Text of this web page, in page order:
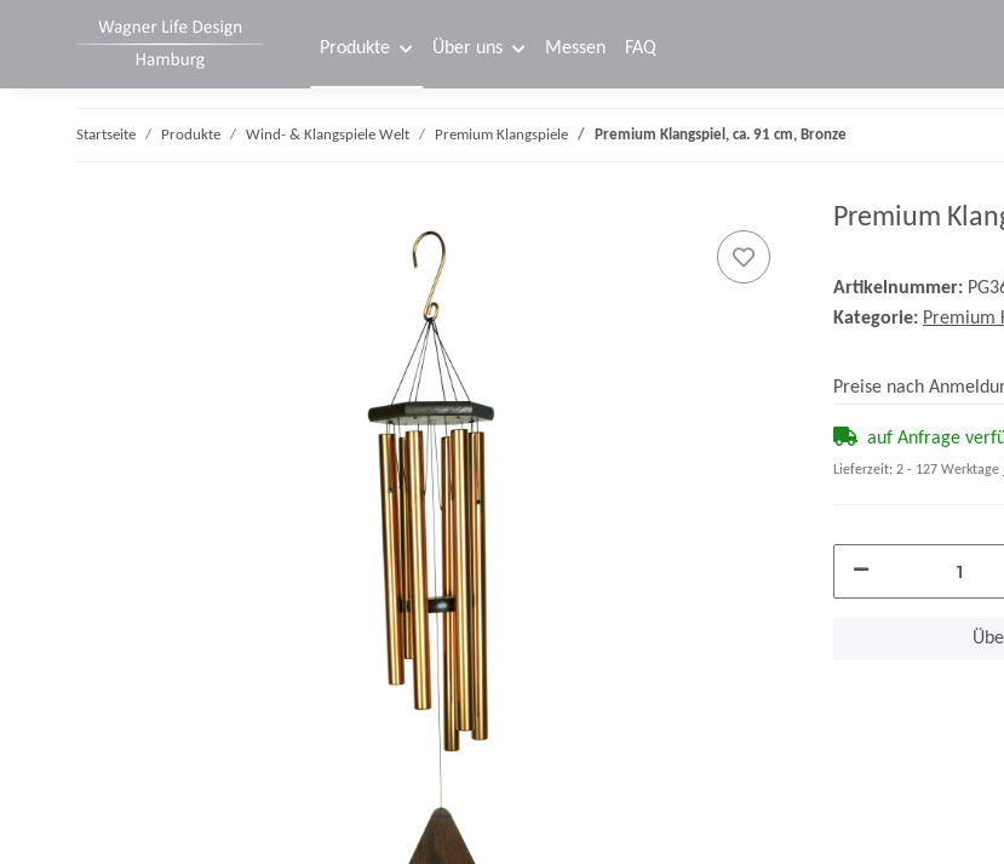
Produkte Über uns Messen FAQ
Startseite Produkte Wind- & Klangspiele Welt Premium Klangspiele Premium Klangspiel, ca. 91 cm, Bronze
Premium
Artikelnummer:
Kategorie: Premium
Preise nach
auf Anfrage
Lieferzeit: 2 - 127 Werktage